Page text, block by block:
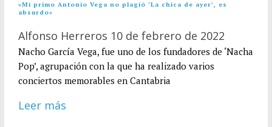
«Mi primo Antonio Vega no plagió ‘La chica de ayer’, es
absurdo»
Alfonso Herreros 10 de febrero de 2022
Nacho García Vega, fue uno de los fundadores de ‘Nacha
Pop’, agrupación con la que ha realizado varios
conciertos memorables en Cantabria
Leer más